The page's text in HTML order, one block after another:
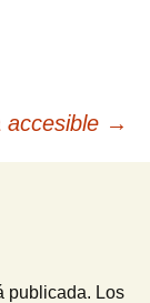
accesible →
publicada. Los